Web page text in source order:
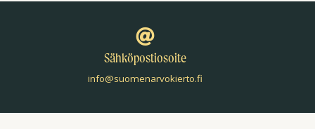
Sähköpostiosoite
info@suomenarvokierto.fi